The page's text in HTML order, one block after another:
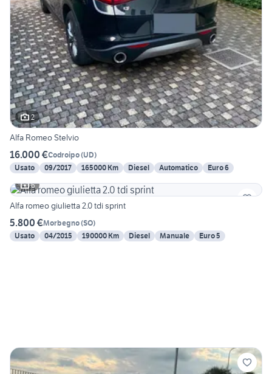
2
Alfa Romeo Stelvio
16.000 €Codroipo(UD)
Usato
09/2017 165000 Km Diesel Automatico
Euro 6
6
Alfa romeo giulietta 2.0 tdi sprint
5.800 €Morbegno(SO)
Usato
04/2015 190000 Km Diesel Manuale Euro 5